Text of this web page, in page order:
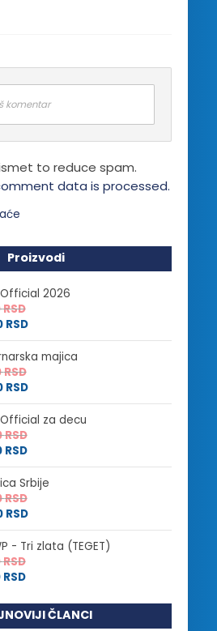
komentar
to reduce spam.
data is processed.
Proizvodi
2026
RSD
RSD
majica
RSD
RSD
za decu
RSD
RSD
Srbije
RSD
RSD
- Tri zlata (TEGET)
RSD
RSD
ČLANCI